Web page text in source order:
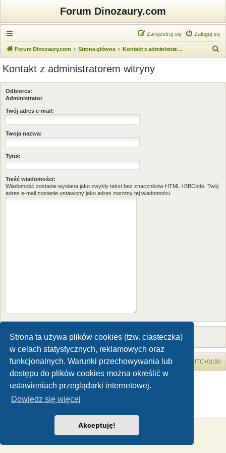
Strona ta używa plików cookies (tzw. ciasteczka)
w celach statystycznych, reklamowych oraz
funkcjonalnych. Warunki przechowywania lub
dostępu do plików cookies można określić w
ustawieniach przeglądarki internetowej.
Dowiedz się więcej
Akceptuję!
Forum Dinozaury.com
Zaloguj się
Zarejestruj się
Forum Dinozaury.com Strona główna Kontakt z administratorem witryny
k
Kontakt z administratorem witryny
Odbiorca:
Administrator
Twój adres e-mail:
Twoja nazwa:
Tytuł:
Treść wiadomości:
Wiadomość zostanie wysłana jako zwykły tekst bez znaczników HTML i BBCode. Twój
adres e-mail zostanie ustawiony jako adres zwrotny tej wiadomości.
Forum Dinozaury.com Strona główna Strefa czasowa UTC+01:00
Technologię dostarczaphpBB® Forum Software © phpBB Limited
Polski pakiet językowy dostarcza